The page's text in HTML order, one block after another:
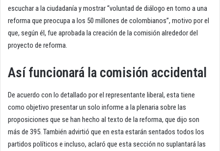
escuchar a la ciudadanía y mostrar “voluntad de diálogo en torno a una
reforma que preocupa a los 50 millones de colombianos”, motivo por el
que, según él, fue aprobada la creación de la comisión alrededor del
proyecto de reforma.
Así funcionará la comisión accidental
De acuerdo con lo detallado por el representante liberal, esta tiene
como objetivo presentar un solo informe a la plenaria sobre las
proposiciones que se han hecho al texto de la reforma, que dijo son
más de 395. También advirtió que en esta estarán sentados todos los
partidos políticos e incluso, aclaró que esta sección no suplantará las